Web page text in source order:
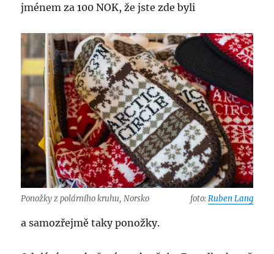
jménem za 100 NOK, že jste zde byli
Ponožky z polárního kruhu, Norsko foto:Ruben Lang
a samozřejmě taky ponožky.